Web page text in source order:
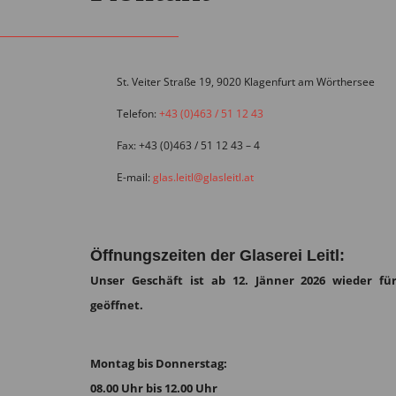
St. Veiter Straße 19, 9020 Klagenfurt am Wörthersee
Telefon: +43 (0)463 / 51 12 43
Fax: +43 (0)463 / 51 12 43 – 4
E-mail: glas.leitl@glasleitl.at
Öffnungszeiten der Glaserei Leitl:
Unser Geschäft ist ab 12. Jänner 2026 wieder
geöffnet.
Montag bis Donnerstag:
08.00 Uhr bis 12.00 Uhr